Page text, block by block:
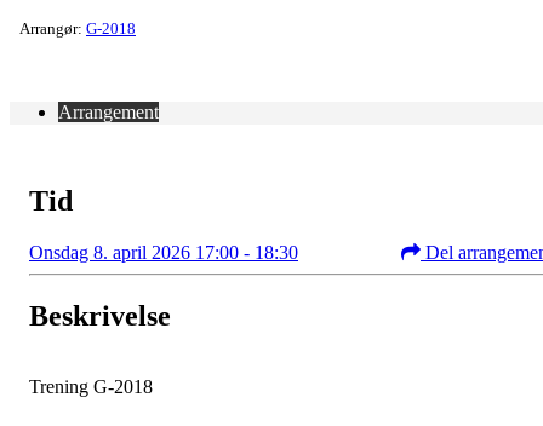
Arrangør: G-2018
Arrangement
Tid
Onsdag 8. april 2026 17:00 - 18:30 Del
Beskrivelse
Trening G-2018